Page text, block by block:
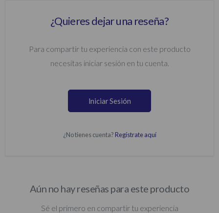
¿Quieres dejar una reseña?
Para compartir tu experiencia con este producto
necesitas iniciar sesión en tu cuenta.
Iniciar Sesión
¿No tienes cuenta? Regístrate aquí
Aún no hay reseñas para este producto
Sé el primero en compartir tu experiencia